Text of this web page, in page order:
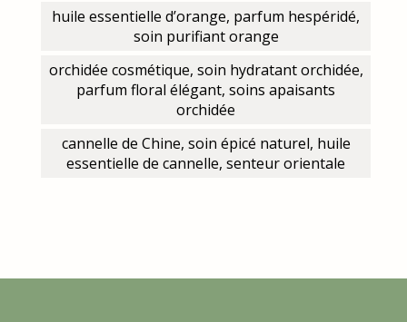
huile essentielle d’orange, parfum hespéridé,
soin purifiant orange
orchidée cosmétique, soin hydratant orchidée,
parfum floral élégant, soins apaisants
orchidée
cannelle de Chine, soin épicé naturel, huile
essentielle de cannelle, senteur orientale